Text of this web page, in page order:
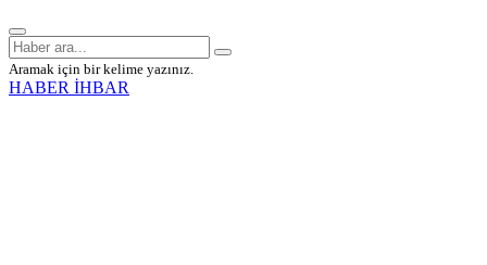
Aramak için bir kelime yazınız.
HABER İHBAR